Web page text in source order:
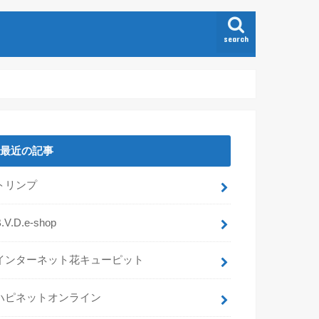
search
最近の記事
リンプ
shop
ンターネット花キューピット
ピネットオンライン